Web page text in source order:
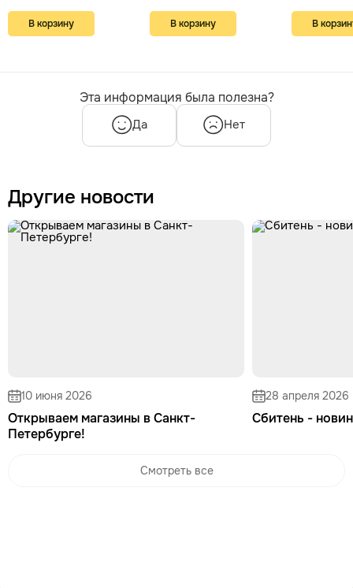
В корзину В корзину В
Эта информация была полезна?
Да Нет
Другие новости
10 июня 2026
Открываем магазины в Санкт-
Петербурге!
28 апреля 2026
Сбитень -
Смотреть все